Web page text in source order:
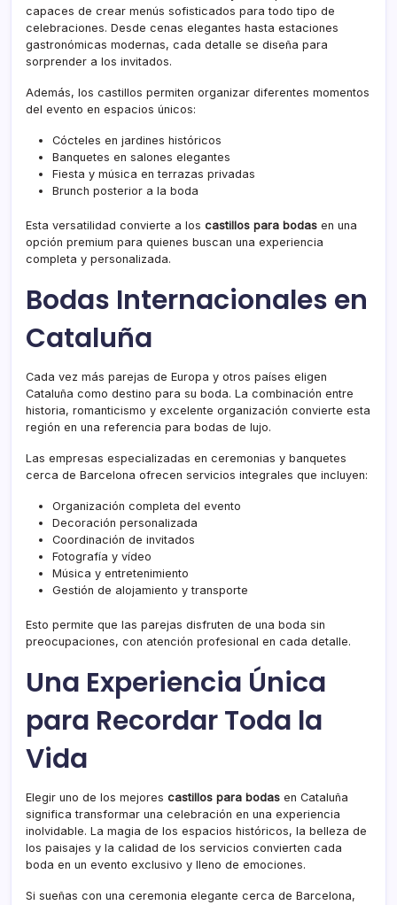
capaces de crear menús sofisticados para todo tipo de
celebraciones. Desde cenas elegantes hasta estaciones
gastronómicas modernas, cada detalle se diseña para
sorprender a los invitados.
Además, los castillos permiten organizar diferentes momentos
del evento en espacios únicos:
Cócteles en jardines históricos
Banquetes en salones elegantes
Fiesta y música en terrazas privadas
Brunch posterior a la boda
Esta versatilidad convierte a los castillos para bodas en una
opción premium para quienes buscan una experiencia
completa y personalizada.
Bodas Internacionales en
Cataluña
Cada vez más parejas de Europa y otros países eligen
Cataluña como destino para su boda. La combinación entre
historia, romanticismo y excelente organización convierte esta
región en una referencia para bodas de lujo.
Las empresas especializadas en ceremonias y banquetes
cerca de Barcelona ofrecen servicios integrales que incluyen:
Organización completa del evento
Decoración personalizada
Coordinación de invitados
Fotografía y vídeo
Música y entretenimiento
Gestión de alojamiento y transporte
Esto permite que las parejas disfruten de una boda sin
preocupaciones, con atención profesional en cada detalle.
Una Experiencia Única
para Recordar Toda la
Vida
Elegir uno de los mejores castillos para bodas en Cataluña
significa transformar una celebración en una experiencia
inolvidable. La magia de los espacios históricos, la belleza de
los paisajes y la calidad de los servicios convierten cada
boda en un evento exclusivo y lleno de emociones.
Si sueñas con una ceremonia elegante cerca de Barcelona,